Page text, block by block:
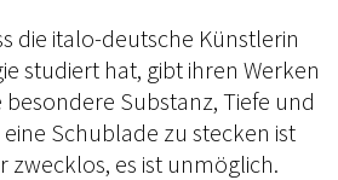
die italo-deutsche Künstlerin
studiert hat, gibt ihren Werken
Substanz, Tiefe und
Schublade zu stecken ist
zwecklos, es ist unmöglich.